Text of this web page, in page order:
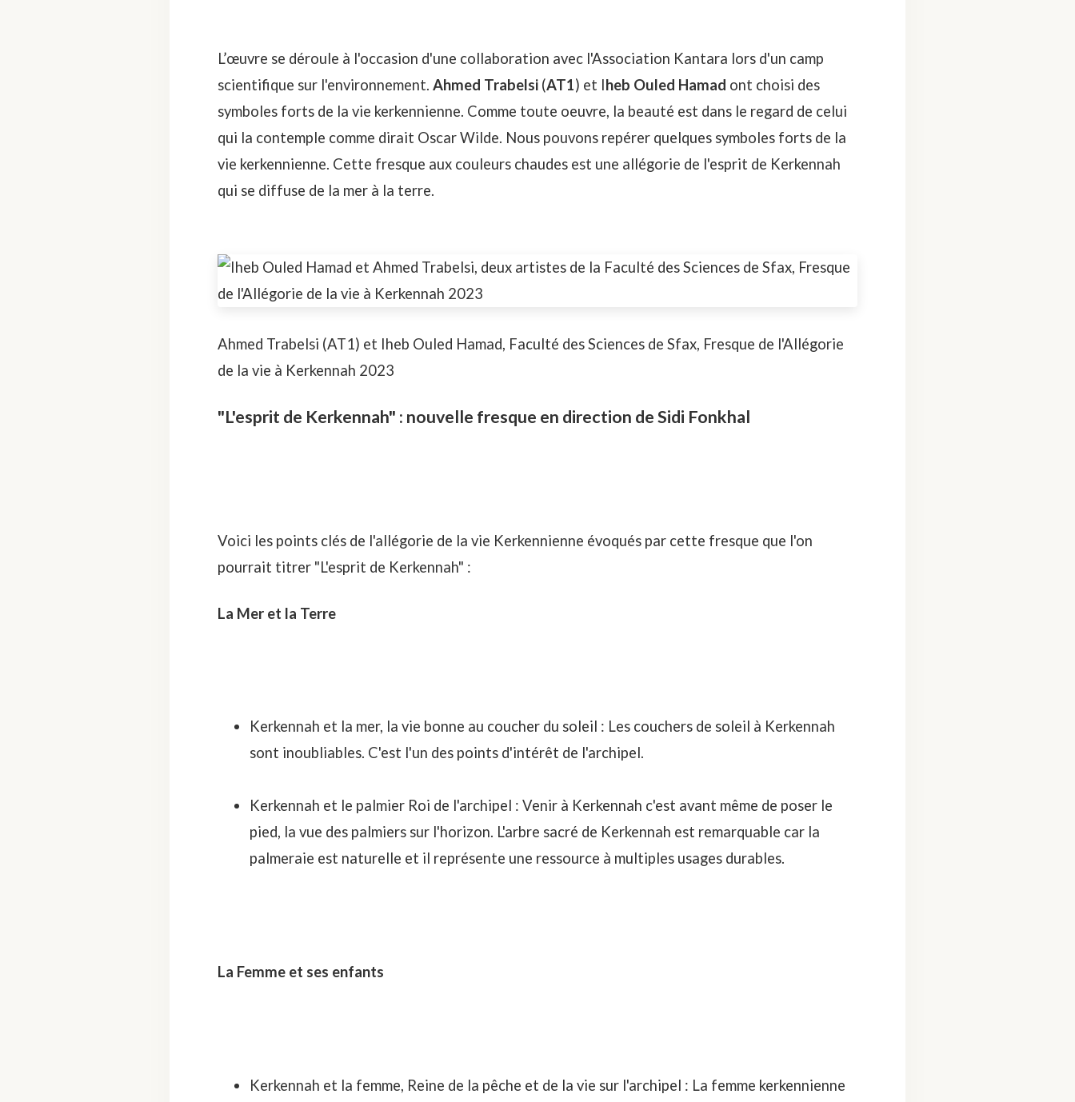
L’œuvre se déroule à l'occasion d'une collaboration avec l'Association Kantara lors d'un camp
scientifique sur l'environnement. Ahmed Trabelsi (AT1) et Iheb Ouled Hamad ont choisi des
symboles forts de la vie kerkennienne. Comme toute oeuvre, la beauté est dans le regard de celui
qui la contemple comme dirait Oscar Wilde. Nous pouvons repérer quelques symboles forts de la
vie kerkennienne. Cette fresque aux couleurs chaudes est une allégorie de l'esprit de Kerkennah
qui se diffuse de la mer à la terre.
Ahmed Trabelsi (AT1) et Iheb Ouled Hamad, Faculté des Sciences de Sfax, Fresque de l'Allégorie
de la vie à Kerkennah 2023
"L'esprit de Kerkennah" : nouvelle fresque en direction de Sidi Fonkhal
Voici les points clés de l'allégorie de la vie Kerkennienne évoqués par cette fresque que l'on
pourrait titrer "L'esprit de Kerkennah" :
La Mer et la Terre
Kerkennah et la mer, la vie bonne au coucher du soleil : Les couchers de soleil à Kerkennah
sont inoubliables. C'est l'un des points d'intérêt de l'archipel.
Kerkennah et le palmier Roi de l'archipel : Venir à Kerkennah c'est avant même de poser le
pied, la vue des palmiers sur l'horizon. L'arbre sacré de Kerkennah est remarquable car la
palmeraie est naturelle et il représente une ressource à multiples usages durables.
La Femme et ses enfants
Kerkennah et la femme, Reine de la pêche et de la vie sur l'archipel : La femme kerkennienne